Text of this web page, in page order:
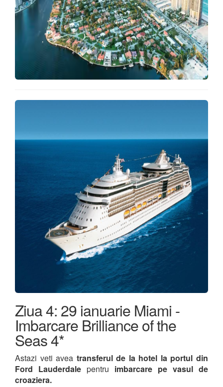
Ziua 4: 29 ianuarie Miami -
Imbarcare Brilliance of the
Seas 4*
Astazi veti avea transferul de la hotel la portul din
Ford Lauderdale pentru imbarcare pe vasul de
croaziera.